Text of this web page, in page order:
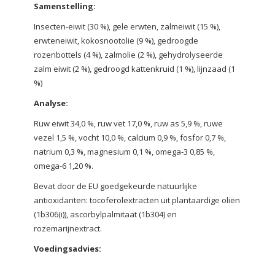
Samenstelling:
Insecten-eiwit (30 %), gele erwten, zalmeiwit (15 %),
erwteneiwit, kokosnootolie (9 %), gedroogde
rozenbottels (4 %), zalmolie (2 %), gehydrolyseerde
zalm eiwit (2 %), gedroogd kattenkruid (1 %), lijnzaad (1
%)
Analyse:
Ruw eiwit 34,0 %, ruw vet 17,0 %, ruw as 5,9 %, ruwe
vezel 1,5 %, vocht 10,0 %, calcium 0,9 %, fosfor 0,7 %,
natrium 0,3 %, magnesium 0,1 %, omega-3 0,85 %,
omega-6 1,20 %.
Bevat door de EU goedgekeurde natuurlijke
antioxidanten: tocoferolextracten uit plantaardige oliën
(1b306(i)), ascorbylpalmitaat (1b304) en
rozemarijnextract.
Voedingsadvies: